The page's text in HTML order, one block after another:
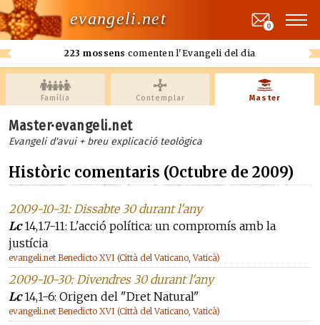
evangeli.net
223 mossens comenten l'Evangeli del dia
0
Família Contemplar Master
Master·evangeli.net
Evangeli d'avui + breu explicació teològica
Històric comentaris (Octubre de 2009)
2009-10-31: Dissabte 30 durant l'any
Lc14,1.7-11: L'acció política: un compromís amb la
justícia
evangeli.net Benedicto XVI (Città del Vaticano, Vaticà)
2009-10-30: Divendres 30 durant l'any
Lc14,1-6: Origen del "Dret Natural"
evangeli.net Benedicto XVI (Città del Vaticano, Vaticà)